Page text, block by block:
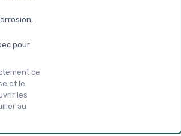
pour
ce
et le
les
au